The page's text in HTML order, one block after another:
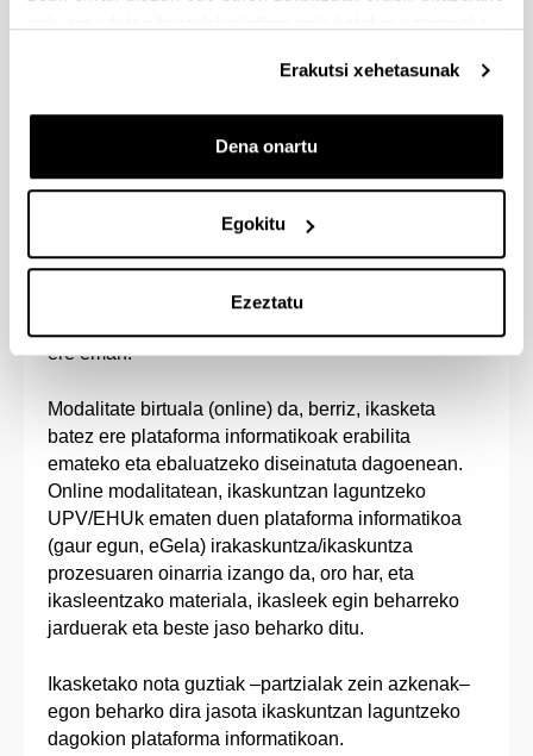
Erakutsi xehetasunak
Dena onartu
Egokitu
Ezeztatu
araudian eta unibertsitateko ikasketen ikasketa
proposamenean adierazi beharko da zein
irakaskuntza modalitate hautatu den.
ikasleek espazio fisiko berean jarduten duten
modalitatea, nahiz eta interakzio hori ikasle
ere eman.
Modalitate birtuala (online) da, berriz, ikasketa
batez ere plataforma informatikoak erabilita
emateko eta ebaluatzeko diseinatuta dagoenean.
Online modalitatean, ikaskuntzan laguntzeko
UPV/EHUk ematen duen plataforma informatikoa
(gaur egun, eGela) irakaskuntza/ikaskuntza
prozesuaren oinarria izango da, oro har, eta
ikasleentzako materiala, ikasleek egin beharreko
jarduerak eta beste jaso beharko ditu.
Ikasketako nota guztiak –partzialak zein azkenak–
egon beharko dira jasota ikaskuntzan laguntzeko
dagokion plataforma informatikoan.